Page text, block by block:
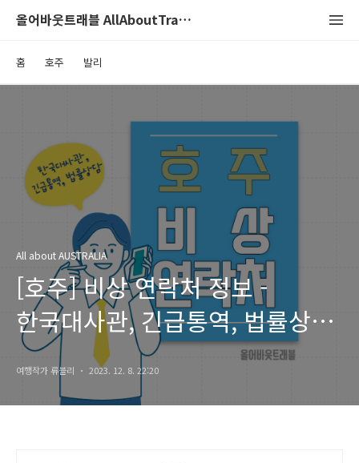
올어바웃트래블 AllAboutTravel
홈 호주 발리
All about AUSTRALIA
[호주] 비상 연락처 정보 -
한국대사관, 긴급통역, 법률상담
등
여행작가 류블리 2023. 12. 8. 22:20